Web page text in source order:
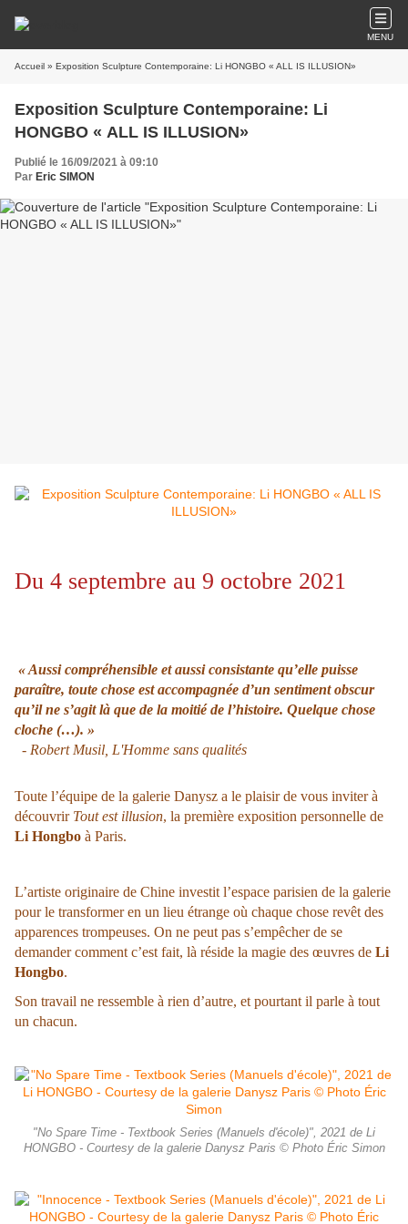
MENU
Accueil » Exposition Sculpture Contemporaine: Li HONGBO « ALL IS ILLUSION»
Exposition Sculpture Contemporaine: Li
HONGBO « ALL IS ILLUSION»
Publié le 16/09/2021 à 09:10
Par Eric SIMON
Du 4 septembre au 9 octobre 2021
« Aussi compréhensible et aussi consistante qu’elle puisse
paraître, toute chose est accompagnée d’un sentiment obscur
qu’il ne s’agit là que de la moitié de l’histoire. Quelque chose
cloche (…). »
- Robert Musil, L'Homme sans qualités
Toute l’équipe de la galerie Danysz a le plaisir de vous inviter à
découvrir Tout est illusion, la première exposition personnelle de
Li Hongbo à Paris.
L’artiste originaire de Chine investit l’espace parisien de la galerie
pour le transformer en un lieu étrange où chaque chose revêt des
apparences trompeuses. On ne peut pas s’empêcher de se
demander comment c’est fait, là réside la magie des œuvres de Li
Hongbo.
Son travail ne ressemble à rien d’autre, et pourtant il parle à tout
un chacun.
"No Spare Time - Textbook Series (Manuels d'école)", 2021 de Li
HONGBO - Courtesy de la galerie Danysz Paris © Photo Éric Simon